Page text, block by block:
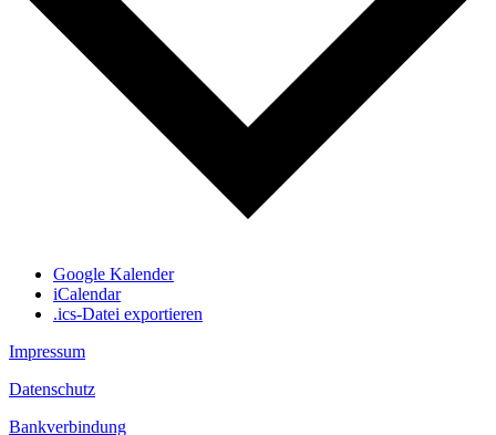
Google Kalender
iCalendar
.ics-Datei exportieren
Impressum
Datenschutz
Bankverbindung